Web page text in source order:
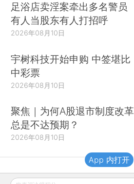
足浴店卖淫案牵出多名警员
有人当股东有人打招呼
2026年08月10日
宇树科技开始申购 中签堪比
中彩票
2026年08月10日
聚焦｜为何A股退市制度改革
总是不达预期？
2026年08月10日
财新移动
App 内打开